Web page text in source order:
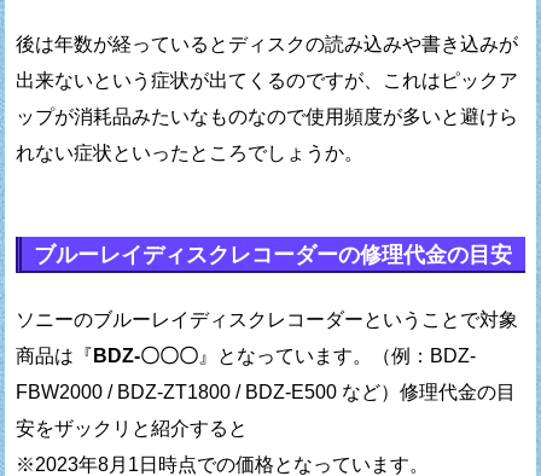
後は年数が経っているとディスクの読み込みや書き込みが
出来ないという症状が出てくるのですが、
これはピックア
ップが消耗品みたいなものなので使用頻度が多いと避けら
れない症状といったところでしょうか。
ブルーレイディスクレコーダーの修理代金の目安
ソニーのブルーレイディスクレコーダーということで対象
商品は『 BDZ-〇〇〇 』となっています。
（例：BDZ-
FBW2000 / BDZ-ZT1800 / BDZ-E500 など）修理代金の目
安をザックリと紹介すると
※2023年8月1日時点での価格となっています。